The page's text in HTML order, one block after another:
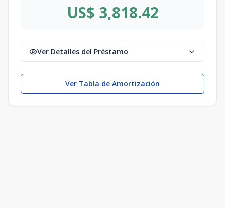
US$ 3,818.42
Ver Detalles del Préstamo
Ver Tabla de Amortización